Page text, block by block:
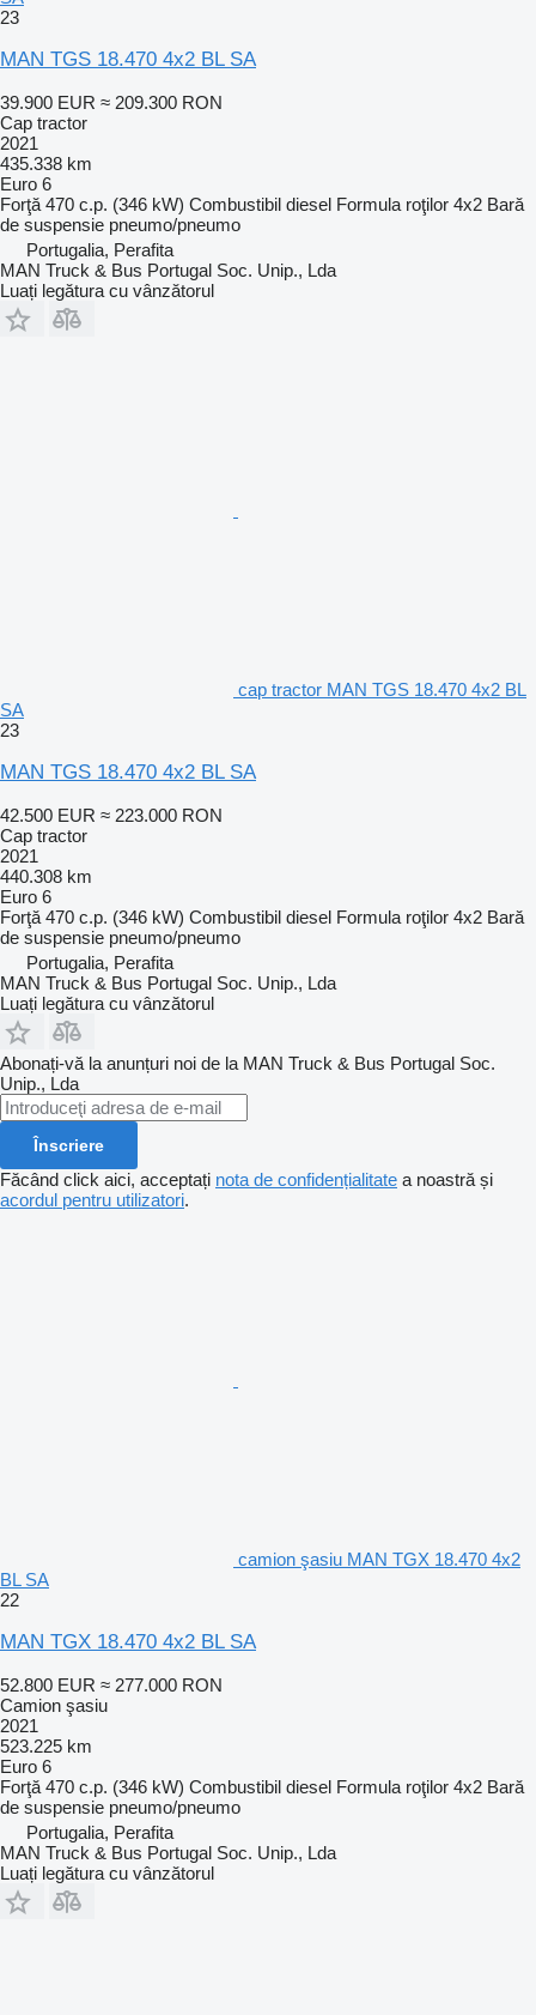
23
MAN TGS 18.470 4x2 BL SA
39.900 EUR ≈ 209.300 RON
Cap tractor
2021
435.338 km
Euro 6
Forţă 470 c.p. (346 kW) Combustibil diesel Formula roţilor 4x2 Bară
de suspensie pneumo/pneumo
Portugalia, Perafita
MAN Truck & Bus Portugal Soc. Unip., Lda
Luați legătura cu vânzătorul
cap tractor MAN TGS 18.470 4x2 BL
SA
23
MAN TGS 18.470 4x2 BL SA
42.500 EUR ≈ 223.000 RON
Cap tractor
2021
440.308 km
Euro 6
Forţă 470 c.p. (346 kW) Combustibil diesel Formula roţilor 4x2 Bară
de suspensie pneumo/pneumo
Portugalia, Perafita
MAN Truck & Bus Portugal Soc. Unip., Lda
Luați legătura cu vânzătorul
Abonați-vă la anunțuri noi de la MAN Truck & Bus Portugal Soc.
Unip., Lda
Înscriere
Făcând click aici, acceptați nota de confidențialitate a noastră și
acordul pentru utilizatori.
camion şasiu MAN TGX 18.470 4x2
BL SA
22
MAN TGX 18.470 4x2 BL SA
52.800 EUR ≈ 277.000 RON
Camion şasiu
2021
523.225 km
Euro 6
Forţă 470 c.p. (346 kW) Combustibil diesel Formula roţilor 4x2 Bară
de suspensie pneumo/pneumo
Portugalia, Perafita
MAN Truck & Bus Portugal Soc. Unip., Lda
Luați legătura cu vânzătorul